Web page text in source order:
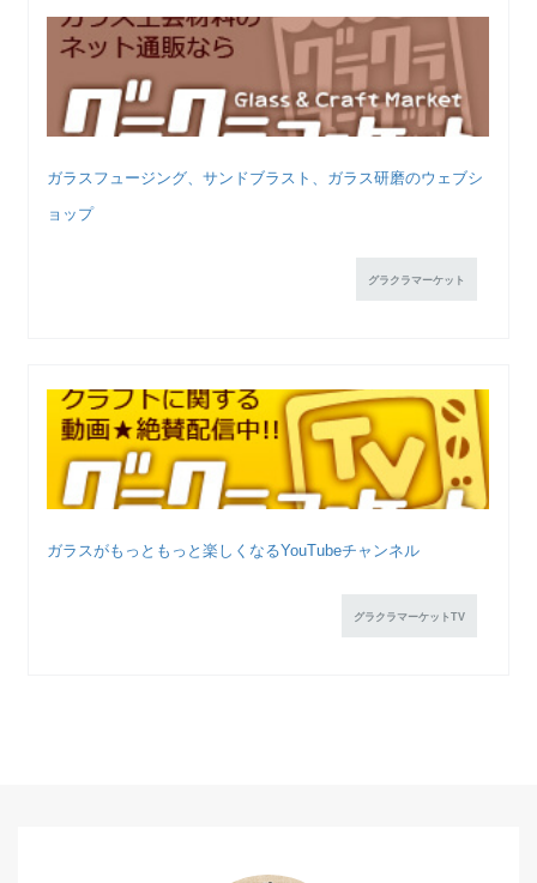
ガラスフュージング、サンドブラスト、ガラス研磨のウェブシ
ョップ
グラクラマーケット
ガラスがもっともっと楽しくなるYouTubeチャンネル
グラクラマーケットTV